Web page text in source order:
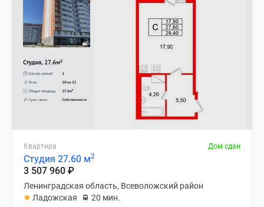
Квартира Дом сдан
Студия 27.60 м2
3 507 960 ₽
Ленинградская область, Всеволожский район
Ладожская
20 мин.